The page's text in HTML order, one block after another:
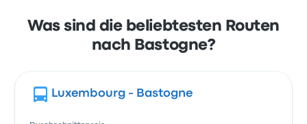
Was sind die beliebtesten Routen
nach Bastogne?
Luxembourg - Bastogne